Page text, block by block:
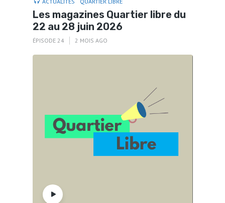
Les magazines Quartier libre du
22 au 28 juin 2026
ÉPISODE 24 2 MOIS AGO